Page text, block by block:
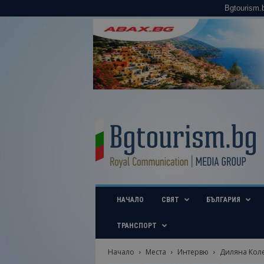
u
i
b
НАЧАЛО СВЯТ БЪЛГАРИЯ
ТРАНСПОРТ
Начало Места Интервю
Диляна